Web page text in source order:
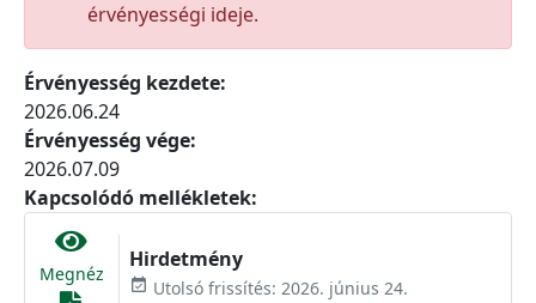
érvényességi ideje.
Érvényesség kezdete:
2026.06.24
Érvényesség vége:
2026.07.09
Kapcsolódó mellékletek:
Megnéz
Hirdetmény
event_available Utolsó frissítés: 2026. június 24.